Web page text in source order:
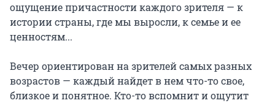
ощущение причастности каждого зрителя — к
истории страны, где мы выросли, к семье и ее
ценностям...
Вечер ориентирован на зрителей самых разных
возрастов — каждый найдет в нем что-то свое,
близкое и понятное. Кто-то вспомнит и ощутит